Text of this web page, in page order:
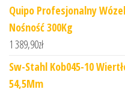
Quipo Profesjonalny
Nośność 300Kg
1 389,90zł
Sw-Stahl Kob045-10
54,5Mm